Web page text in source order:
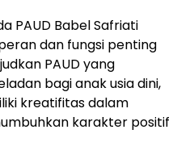
PAUD Babel Safriati
dan fungsi penting
PAUD yang
bagi anak usia dini,
kreatifitas dalam
karakter positif